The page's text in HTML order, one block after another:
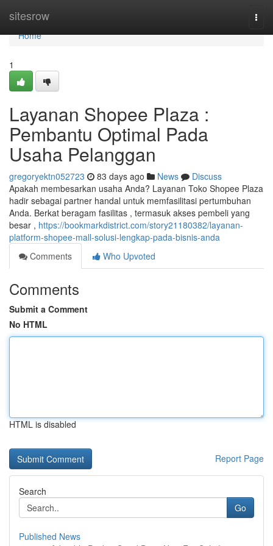
sitesrow
Home
Home
1
Layanan Shopee Plaza :
Pembantu Optimal Pada
Usaha Pelanggan
gregoryektn052723 83 days ago News
Discuss
Apakah membesarkan usaha Anda? Layanan Toko Shopee Plaza
hadir sebagai partner handal untuk memfasilitasi pertumbuhan
Anda. Berkat beragam fasilitas , termasuk akses pembeli yang
besar , https://bookmarkdistrict.com/story21180382/layanan-
platform-shopee-mall-solusi-lengkap-pada-bisnis-anda
Comments
Who Upvoted
Comments
Submit a Comment
No HTML
HTML is disabled
Report Page
Search
Go
Published News